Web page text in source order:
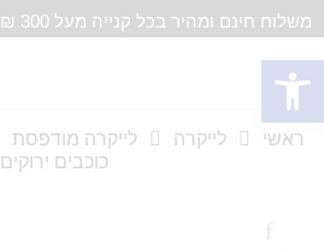
פתח סרגל נגישות
משלוח חינם ומהיר בכל קנייה מעל 300 ₪
ראשי לייקרה לייקרה מודפסת
כוכבים ירוקים